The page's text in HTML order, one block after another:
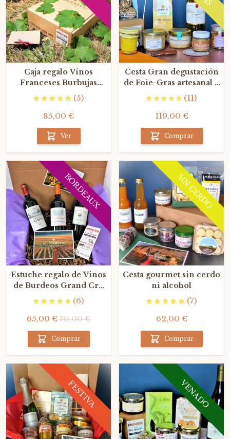
Caja regalo Vinos
Franceses Burbujas
Blanco y Tinto por La
Gourmet Box
(5)
85,00 €
Ver
Cesta Gran degustación
de Foie-Gras artesanal y
vino Sauternes
(11)
119,00 €
Comprar
BORDEAUX
Estuche regalo de Vinos
de Burdeos Grand Cru
para los amantes de
Bordeaux
(6)
65,00 € 70,00 €
Comprar
SIN CERDO
Cesta gourmet sin cerdo
ni alcohol
(7)
62,00 €
Comprar
FESTIVA VENADO